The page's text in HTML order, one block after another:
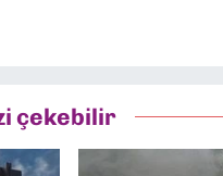
Eylül Gazetesi'nde
çekebilir